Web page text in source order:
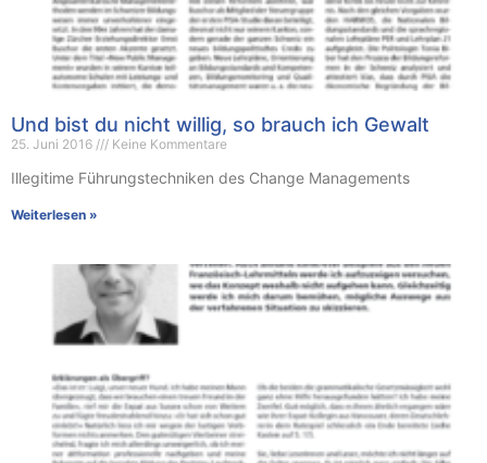
Und bist du nicht willig, so brauch ich Gewalt
25. Juni 2016 Keine Kommentare
Illegitime Führungstechniken des Change Managements
Weiterlesen »